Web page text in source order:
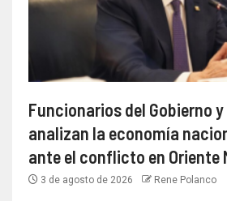
Funcionarios del Gobierno y
analizan la economía
ante el conflicto en Oriente
3 de agosto de 2026 Rene Polanco